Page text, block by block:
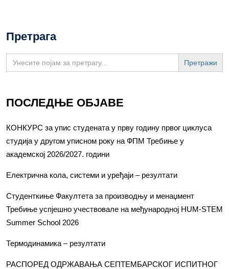
Претрага
Search
for:
ПОСЛЕДЊЕ ОБЈАВЕ
КОНКУРС за упис студената у прву годину првог циклуса
студија у другом уписном року на ФПМ Требиње у
академској 2026/2027. години
Електрична кола, системи и уређаји – резултати
Студенткиње Факултета за производњу и менаџмент
Требиње успјешно учествовале на међународној HUM-STEM
Summer School 2026
Термодинамика – резултати
РАСПОРЕД ОДРЖАВАЊА СЕПТЕМБАРСКОГ ИСПИТНОГ